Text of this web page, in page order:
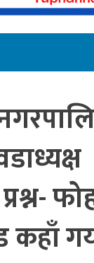
कहाँ